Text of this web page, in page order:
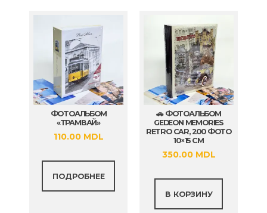
ФОТОАЛЬБОМ
«ТРАМВАЙ»
110.00 MDL
ПОДРОБНЕЕ
🚗 ФОТОАЛЬБОМ
GEDEON MEMORIES
RETRO CAR, 200 ФОТО
10×15 СМ
350.00 MDL
В КОРЗИНУ